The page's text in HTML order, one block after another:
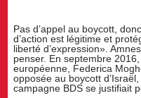
Pas d’appel au boycott,
d’action est légitime et
liberté d’expression».
penser. En septembre
européenne, Federica
opposée au boycott
campagne BDS se justifiait